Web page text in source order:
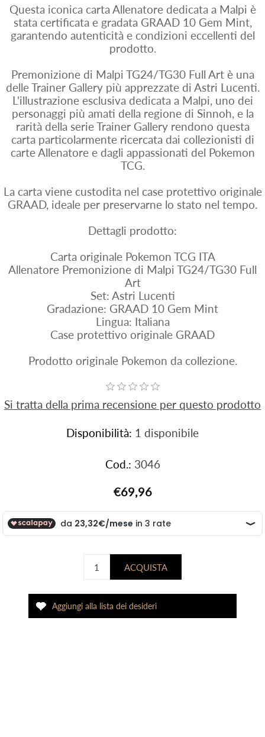
Questa iconica carta Allenatore dedicata a Malpi è
stata certificata e gradata GRAAD 10 Gem Mint,
garantendo autenticità e condizioni eccellenti del
prodotto.
Premonizione di Malpi TG24/TG30 Full Art è una
delle Trainer Gallery più apprezzate di Astri Lucenti.
L'illustrazione esclusiva dedicata a Malpi, uno dei
personaggi più amati della regione di Sinnoh, e la
rarità della serie Trainer Gallery rendono questa
carta particolarmente ricercata dai collezionisti di
carte Allenatore e dagli appassionati del Pokemon
TCG.
La carta viene custodita nel case protettivo originale
GRAAD, ideale per preservarne lo stato nel tempo.
Dettagli prodotto:
Carta originale Pokemon TCG ITA
Allenatore Premonizione di Malpi TG24/TG30 Full
Art
Set: Astri Lucenti
Gradazione: GRAAD 10 Gem Mint
Lingua: Italiana
Case protettivo originale GRAAD
Prodotto originale Pokemon da collezione.
Si tratta della prima recensione per questo prodotto
Disponibilità: 1 disponibile
Cod.: 3046
€69,96